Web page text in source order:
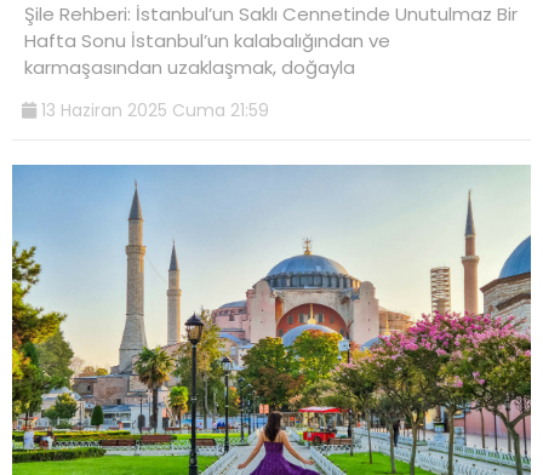
Şile Rehberi: İstanbul’un Saklı Cennetinde Unutulmaz Bir
Hafta Sonu İstanbul’un kalabalığından ve
karmaşasından uzaklaşmak, doğayla
13 Haziran 2025 Cuma 21:59